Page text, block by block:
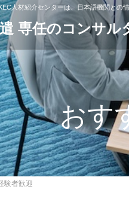
人材紹介センターは、日本語機関との
専任のコンサル
おす
験者歓迎